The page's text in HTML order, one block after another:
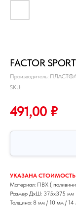
FACTOR
Производитель:
SKU:
491,00 ₽
УКАЗАНА СТОИМОСТЬ
Материал: ПВХ (
Размер ДхШ: 375х375 мм
Толщина: 8 мм / 10 мм / 14